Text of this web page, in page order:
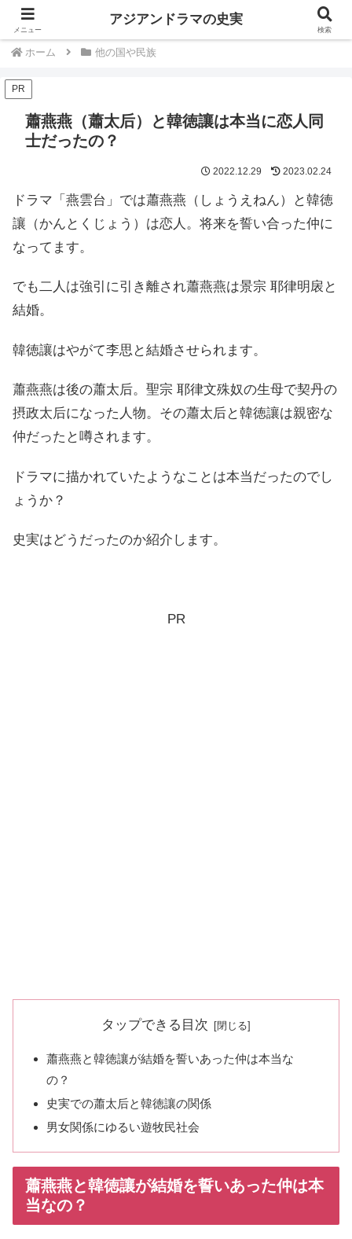
中国韓国歴史ドラマは史実を知るともっと楽しい
ホーム 他の国や民族
PR
蕭燕燕（蕭太后）と韓徳讓は本当に恋人同
士だったの？
2022.12.29 2023.02.24
ドラマ「燕雲台」では蕭燕燕（しょうえねん）と韓徳
讓（かんとくじょう）は恋人。将来を誓い合った仲に
なってます。
でも二人は強引に引き離され蕭燕燕は景宗 耶律明扆と
結婚。
韓徳讓はやがて李思と結婚させられます。
蕭燕燕は後の蕭太后。聖宗 耶律文殊奴の生母で契丹の
摂政太后になった人物。その蕭太后と韓徳讓は親密な
仲だったと噂されます。
ドラマに描かれていたようなことは本当だったのでし
ょうか？
史実はどうだったのか紹介します。
PR
タップできる目次
蕭燕燕と韓徳讓が結婚を誓いあった仲は本当な
の？
史実での蕭太后と韓徳讓の関係
男女関係にゆるい遊牧民社会
蕭燕燕と韓徳讓が結婚を誓いあった仲は本
当なの？
メニュー
アジアンドラマの史実
検索